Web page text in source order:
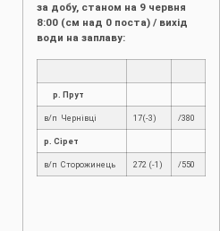
за добу, станом на 9 червня
8:00 (см над 0 поста) / вихід
води на заплаву:
р. Прут
в/п Чернівці 17(-3) /380
р. Сірет
в/п Сторожинець 272 (-1) /550